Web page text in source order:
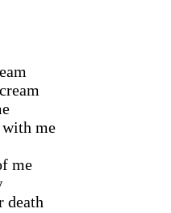
me
me
death